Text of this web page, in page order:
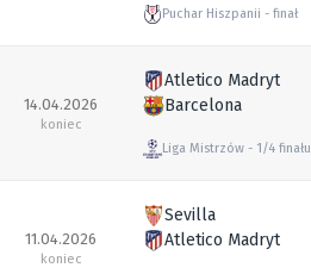
Puchar Hiszpanii finał
14.04.2026
koniec
Atletico Madryt
Barcelona
Liga Mistrzów 1/4 finału
11.04.2026
koniec
Sevilla
Atletico Madryt